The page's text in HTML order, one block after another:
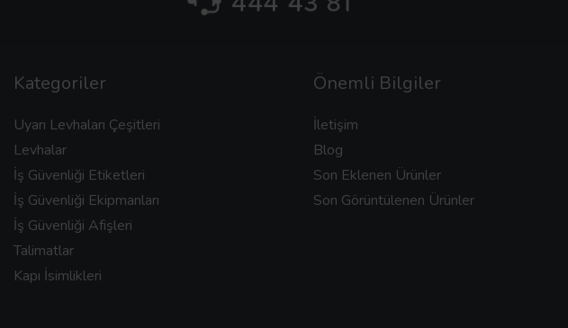
Kategoriler
Uyarı Levhaları Çeşitleri
Levhalar
İş Güvenliği Etiketleri
İş Güvenliği Ekipmanları
İş Güvenliği Afişleri
Talimatlar
Kapı İsimlikleri
Önemli Bilgiler
İletişim
Blog
Son Eklenen Ürünler
Son Görüntülenen Ürünler